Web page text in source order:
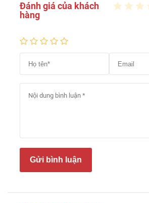
Đánh giá của khách
hàng
Gửi bình luận